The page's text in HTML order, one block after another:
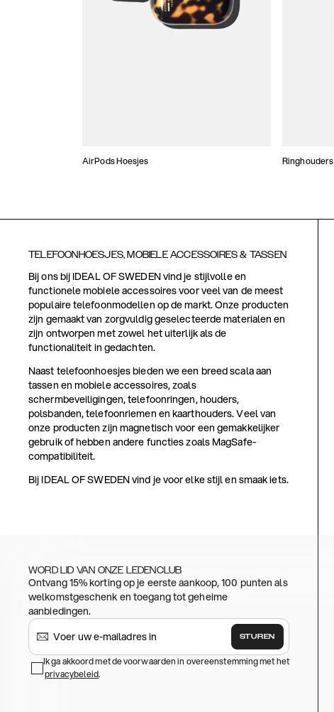
AirPods Hoesjes Ringhouders
TELEFOONHOESJES, MOBIELE ACCESSOIRES & TASSEN
Bij ons bij IDEAL OF SWEDEN vind je stijlvolle en
functionele mobiele accessoires voor veel van de meest
populaire telefoonmodellen op de markt. Onze producten
zijn gemaakt van zorgvuldig geselecteerde materialen en
zijn ontworpen met zowel het uiterlijk als de
functionaliteit in gedachten.
Naast telefoonhoesjes bieden we een breed scala aan
tassen en mobiele accessoires, zoals
schermbeveiligingen, telefoonringen, houders,
polsbanden, telefoonriemen en kaarthouders. Veel van
onze producten zijn magnetisch voor een gemakkelijker
gebruik of hebben andere functies zoals MagSafe-
compatibiliteit.
Bij IDEAL OF SWEDEN vind je voor elke stijl en smaak iets.
WORD LID VAN ONZE LEDENCLUB
Ontvang 15% korting op je eerste aankoop, 100 punten als
welkomstgeschenk en toegang tot geheime
aanbiedingen.
STUREN
Ik ga akkoord met de voorwaarden in overeenstemming met het
privacybeleid.